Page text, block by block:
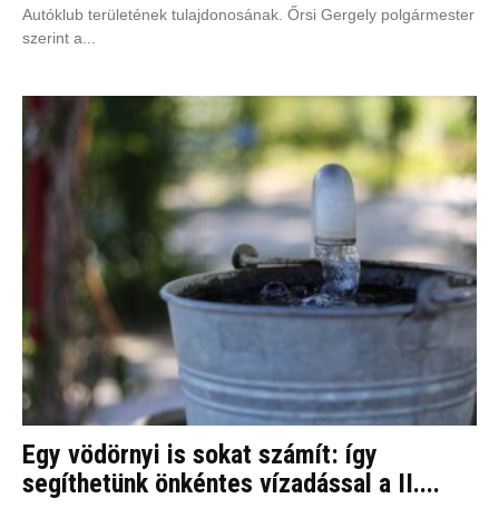
Autóklub területének tulajdonosának. Őrsi Gergely polgármester
szerint a...
Egy vödörnyi is sokat számít: így
segíthetünk önkéntes vízadással a II....